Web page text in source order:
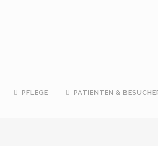
PFLEGE PATIENTEN &